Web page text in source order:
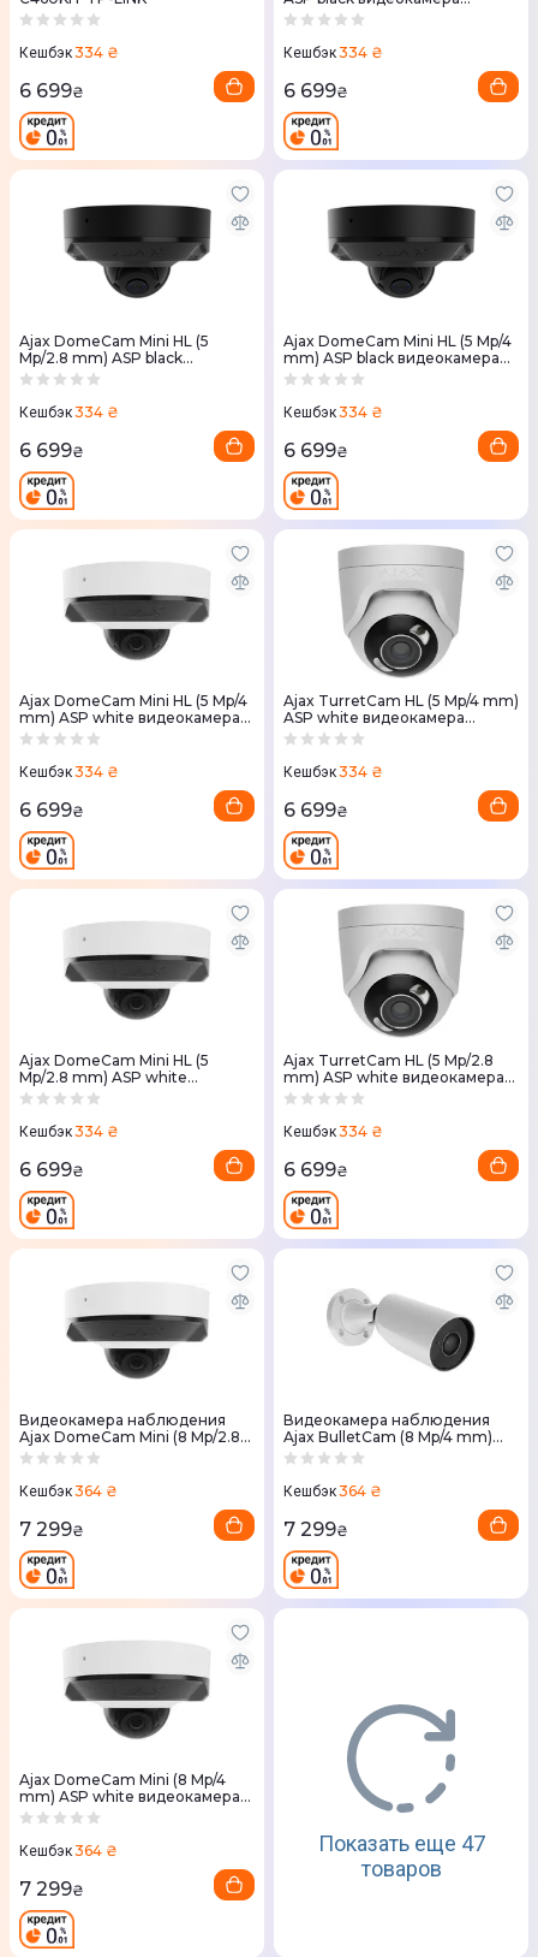
Кешбэк334 ₴
6 699₴
наблюдения
Кешбэк334 ₴
6 699₴
Ajax DomeCam Mini HL (5
Mp/2.8 mm) ASP black
видеокамера наблюдения
Кешбэк334 ₴
6 699₴
Ajax DomeCam Mini HL (5 Mp/4
mm) ASP black видеокамера
наблюдения
Кешбэк334 ₴
6 699₴
Ajax DomeCam Mini HL (5 Mp/4
mm) ASP white видеокамера
наблюдения
Кешбэк334 ₴
6 699₴
Ajax TurretCam HL (5 Mp/4 mm)
ASP white видеокамера
наблюдения
Кешбэк334 ₴
6 699₴
Ajax DomeCam Mini HL (5
Mp/2.8 mm) ASP white
видеокамера наблюдения
Кешбэк334 ₴
6 699₴
Ajax TurretCam HL (5 Mp/2.8
mm) ASP white видеокамера
наблюдения
Кешбэк334 ₴
6 699₴
Видеокамера наблюдения
Ajax DomeCam Mini (8 Mp/2.8
mm) ASP white
Кешбэк364 ₴
7 299₴
Видеокамера наблюдения
Ajax BulletCam (8 Mp/4 mm)
ASP white
Кешбэк364 ₴
7 299₴
Ajax DomeCam Mini (8 Mp/4
mm) ASP white видеокамера
наблюдения
Кешбэк364 ₴
7 299₴
Показать еще 47
товаров